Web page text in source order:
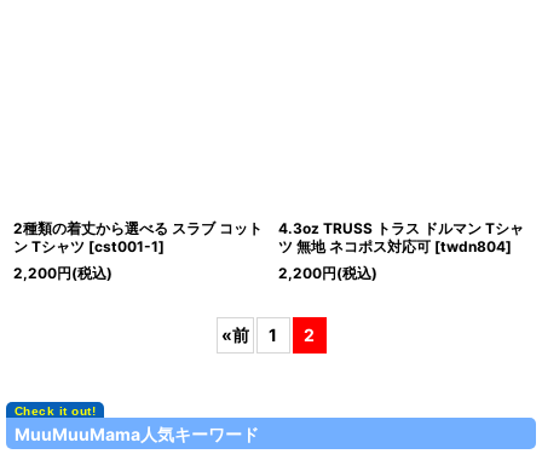
2種類の着丈から選べる スラブ コット
ン Tシャツ [cst001-1]
2,200円(税込)
4.3oz TRUSS トラス ドルマン Tシャ
ツ 無地 ネコポス対応可 [twdn804]
2,200円(税込)
«前 1 2
MuuMuuMama人気キーワード